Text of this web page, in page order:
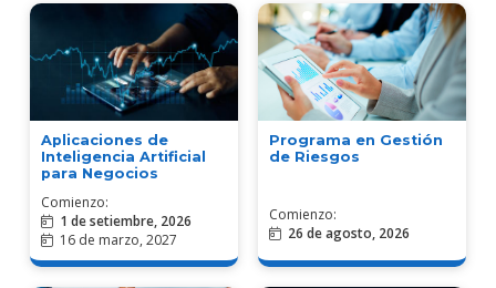
Aplicaciones de
Inteligencia Artificial
para Negocios
Comienzo:
1 de setiembre, 2026
16 de marzo, 2027
Programa en Gestión
de Riesgos
Comienzo:
26 de agosto, 2026